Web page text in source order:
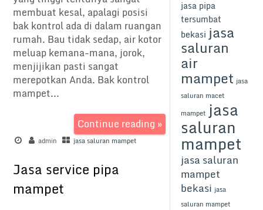
membuat kesal, apalagi posisi
bak kontrol ada di dalam ruangan
rumah. Bau tidak sedap, air kotor
meluap kemana-mana, jorok,
menjijikan pasti sangat
merepotkan Anda. Bak kontrol
mampet...
Continue reading »
admin jasa saluran mampet
Jasa service pipa
mampet
jasa pipa
tersumbat
bekasi jasa
saluran
air
mampet jasa
saluran macet
mampet jasa
saluran
mampet
jasa saluran
mampet
bekasi jasa
saluran mampet